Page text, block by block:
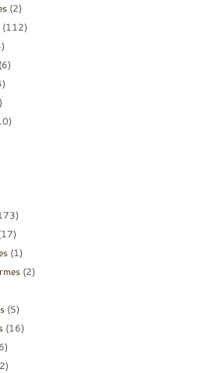
(2)
(112)
(6)
(1)
(2)
(5)
(16)